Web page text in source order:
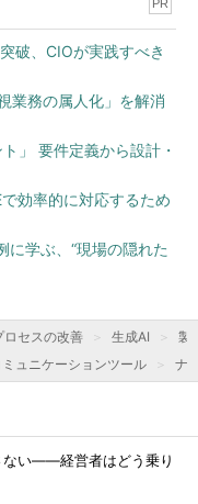
PR
破、CIOが実践すべき
業務の属人化」を解消
」 要件定義から設計・
効率的に対応するため
に学ぶ、“現場の隠れた
ロセスの改善 生成AI
製
ュニケーションツール ナ
ない――経営者はどう乗り